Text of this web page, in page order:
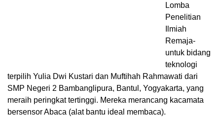
Lomba
Penelitian
Ilmiah
Remaja-
untuk bidang
teknologi
terpilih Yulia Dwi Kustari dan Muftihah Rahmawati dari
SMP Negeri 2 Bambanglipura, Bantul, Yogyakarta, yang
meraih peringkat tertinggi. Mereka merancang kacamata
bersensor Abaca (alat bantu ideal membaca).